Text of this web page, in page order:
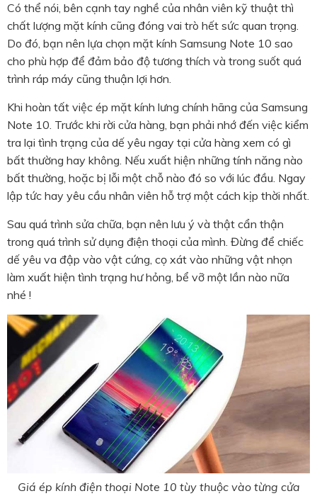
Có thể nói, bên cạnh tay nghề của nhân viên kỹ thuật thì
chất lượng mặt kính cũng đóng vai trò hết sức quan trọng.
Do đó, bạn nên lựa chọn mặt kính Samsung Note 10 sao
cho phù hợp để đảm bảo độ tương thích và trong suốt quá
trình ráp máy cũng thuận lợi hơn.
Khi hoàn tất việc ép mặt kính lưng chính hãng của Samsung
Note 10. Trước khi rời cửa hàng, bạn phải nhớ đến việc kiểm
tra lại tình trạng của dế yêu ngay tại cửa hàng xem có gì
bất thường hay không. Nếu xuất hiện những tính năng nào
bất thường, hoặc bị lỗi một chỗ nào đó so với lúc đầu. Ngay
lập tức hay yêu cầu nhân viên hỗ trợ một cách kịp thời nhất.
Sau quá trình sửa chữa, bạn nên lưu ý và thật cẩn thận
trong quá trình sử dụng điện thoại của mình. Đừng để chiếc
dế yêu va đập vào vật cứng, cọ xát vào những vật nhọn
làm xuất hiện tình trạng hư hỏng, bể vỡ một lần nào nữa
nhé !
Giá ép kính điện thoại Note 10 tùy thuộc vào từng cửa